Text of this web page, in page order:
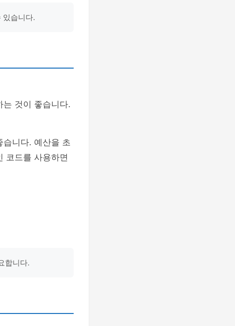
있습니다.
는 것이 좋습니다.
습니다. 예산을 초
코드를 사용하면
합니다.